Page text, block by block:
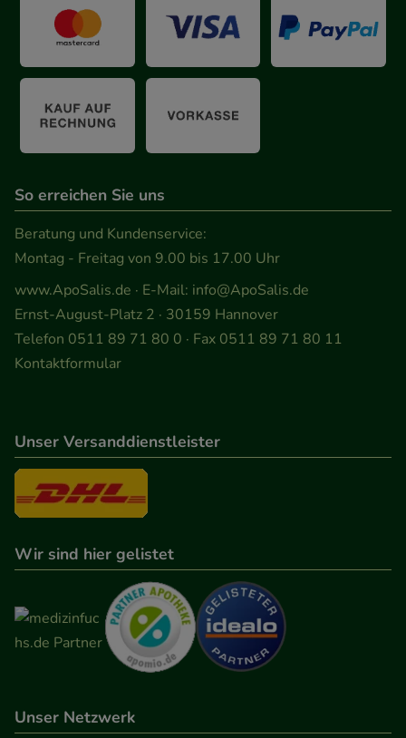
unsere Website weiter für Sie optimieren können,
den Inhalt auf unserer Website aber auch die
zu gestalten. Bitte beachten Sie, dass Daten hierfür
teilweise an Dritte wie z.B. Google oder soziale
Medien übertragen werden.
So erreichen Sie uns
Beratung und Kundenservice:
Montag - Freitag von 9.00 bis 17.00 Uhr
www.ApoSalis.de · E-Mail: info@ApoSalis.de
Ernst-August-Platz 2 · 30159 Hannover
Telefon 0511 89 71 80 0 · Fax 0511 89 71 80 11
Kontaktformular
Unser Versanddienstleister
Wir sind hier gelistet
Unser Netzwerk